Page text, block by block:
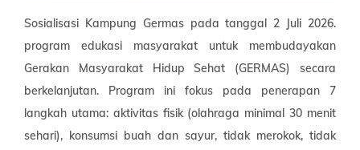
Sosialisasi Kampung Germas pada tanggal 2 Juli 2026.
program edukasi masyarakat untuk membudayakan
Gerakan Masyarakat Hidup Sehat (GERMAS) secara
berkelanjutan. Program ini fokus pada penerapan 7
langkah utama: aktivitas fisik (olahraga minimal 30 menit
sehari), konsumsi buah dan sayur, tidak merokok, tidak